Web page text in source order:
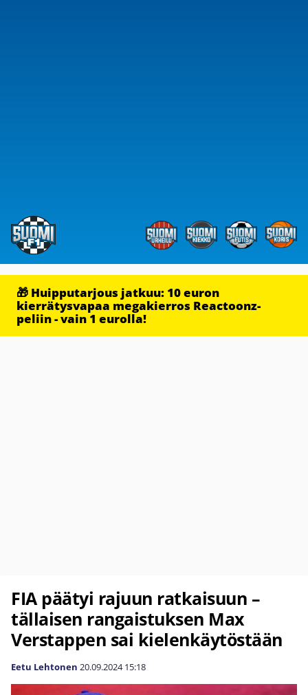
🎁 Huipputarjous jatkuu: 10 euron
kierrätysvapaa megakierros Reactoonz-
peliin - vain 1 eurolla!
FIA päätyi rajuun ratkaisuun –
tällaisen rangaistuksen Max
Verstappen sai kielenkäytöstään
Eetu Lehtonen 20.09.2024 15:18